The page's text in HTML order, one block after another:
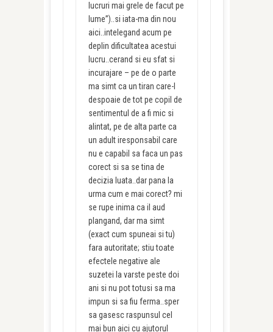
lucruri mai grele de facut pe
lume”)..si iata-ma din nou
aici..intelegand acum pe
deplin dificultatea acestui
lucru..cerand si eu sfat si
incurajare – pe de o parte
ma simt ca un tiran care-l
despoaie de tot pe copil de
sentimentul de a fi mic si
alintat, pe de alta parte ca
un adult iresponsabil care
nu e capabil sa faca un pas
corect si sa se tina de
decizia luata..dar pana la
urma cum e mai corect? mi
se rupe inima ca il aud
plangand, dar ma simt
(exact cum spuneai si tu)
fara autoritate; stiu toate
efectele negative ale
suzetei la varste peste doi
ani si nu pot totusi sa ma
impun si sa fiu ferma..sper
sa gasesc raspunsul cel
mai bun aici cu ajutorul